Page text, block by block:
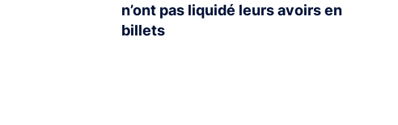
n’ont pas liquidé leurs avoirs en
billets